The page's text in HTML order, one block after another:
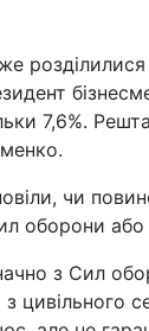
7,6%.
чи
оборони або
з Сил
цивільного